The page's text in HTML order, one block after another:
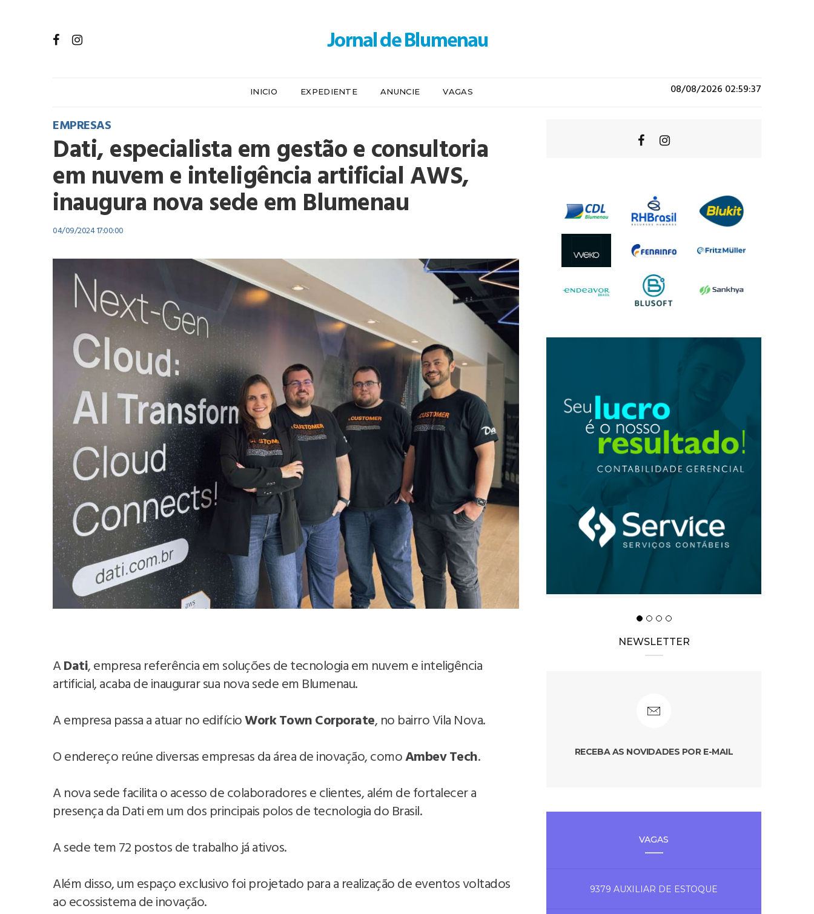
INICIO EXPEDIENTE ANUNCIE VAGAS 08/08/2026 02:59:37
EMPRESAS
Dati, especialista em gestão e consultoria
em nuvem e inteligência artificial AWS,
inaugura nova sede em Blumenau
04/09/2024 17:00:00
ADati, empresa referência em soluções de tecnologia em nuvem e inteligência
artificial, acaba de inaugurar sua nova sede em Blumenau.
A empresa passa a atuar no edifícioWorkTownCorporate, no bairro Vila Nova.
O endereço reúne diversas empresas da área de inovação, comoAmbevTech.
A nova sede facilita o acesso de colaboradores e clientes, além de fortalecer a
presença da Dati em um dos principais polos de tecnologia do Brasil.
A sede tem 72 postos de trabalho já ativos.
Além disso, um espaço exclusivo foi projetado para a realização de eventos voltados
ao ecossistema de inovação.
NEWSLETTER
RECEBA AS NOVIDADES POR E-MAIL
VAGAS
9379 AUXILIAR DE ESTOQUE